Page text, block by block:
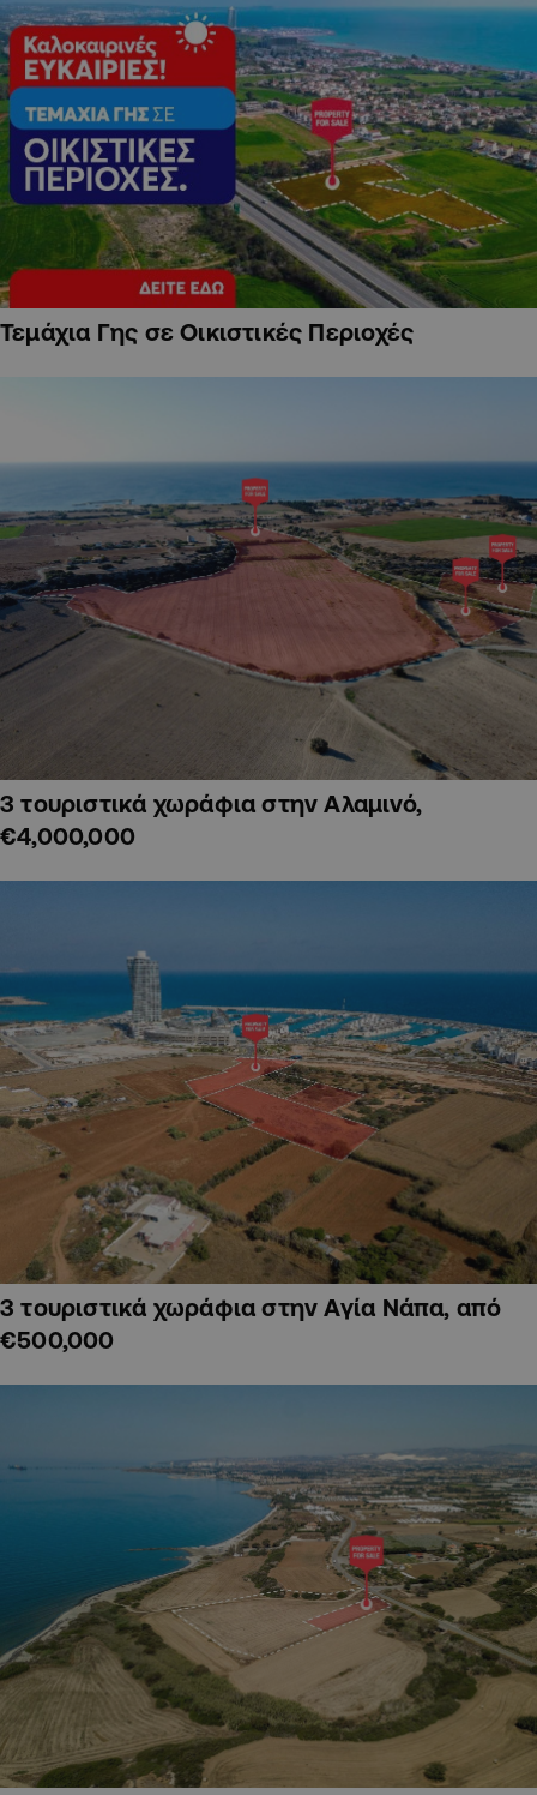
Τεμάχια Γης σε Οικιστικές Περιοχές
3 τουριστικά χωράφια στην Αλαμινό,
€4,000,000
3 τουριστικά χωράφια στην Αγία Νάπα, από
€500,000